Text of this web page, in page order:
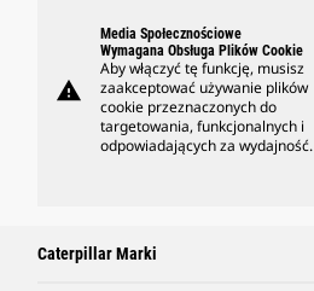
warning
Media Społecznościowe
Wymagana Obsługa Plików Cookie
Aby włączyć tę funkcję, musisz
zaakceptować używanie plików
cookie przeznaczonych do
targetowania, funkcjonalnych i
odpowiadających za wydajność.
Caterpillar Marki